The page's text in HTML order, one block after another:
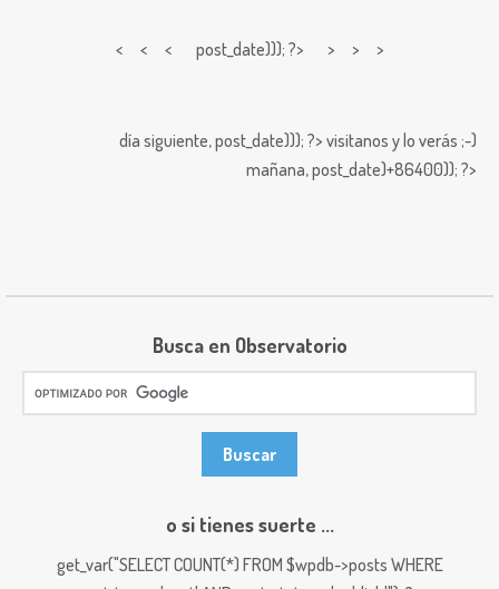
< < < post_date))); ?> > > >
día siguiente,post_date))); ?> visitanos y lo verás ;-)
mañana,post_date)+86400)); ?>
Busca en Observatorio
o si tienes suerte ...
get_var("SELECT COUNT(*) FROM $wpdb->posts WHERE